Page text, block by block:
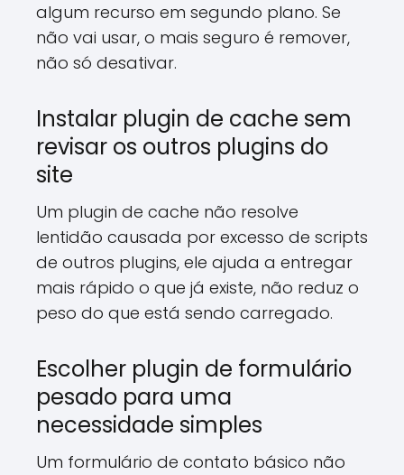
algum recurso em segundo plano. Se
não vai usar, o mais seguro é remover,
não só desativar.
Instalar plugin de cache sem
revisar os outros plugins do
site
Um plugin de cache não resolve
lentidão causada por excesso de scripts
de outros plugins, ele ajuda a entregar
mais rápido o que já existe, não reduz o
peso do que está sendo carregado.
Escolher plugin de formulário
pesado para uma
necessidade simples
Um formulário de contato básico não